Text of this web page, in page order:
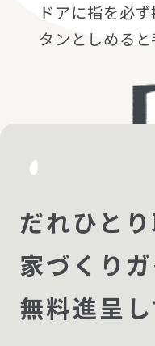
ドアに指を必
タンとしめると
だれひと
家づくり
無料進呈し